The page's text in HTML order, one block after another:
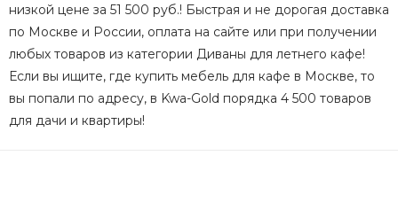
низкой цене за 51 500 руб.! Быстрая и не дорогая доставка
по Москве и России, оплата на сайте или при получении
любых товаров из категории Диваны для летнего кафе!
Если вы ищите, где купить мебель для кафе в Москве, то
вы попали по адресу, в Kwa-Gold порядка 4 500 товаров
для дачи и квартиры!